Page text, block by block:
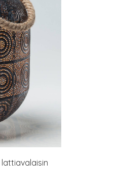
lattiavalaisin